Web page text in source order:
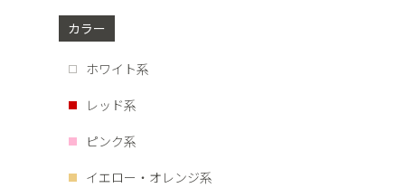
カラー
ホワイト系
レッド系
ピンク系
イエロー・オレンジ系